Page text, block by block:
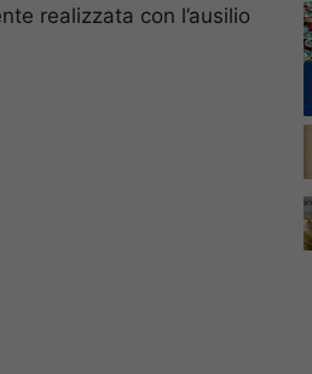
realizzata con l’ausilio